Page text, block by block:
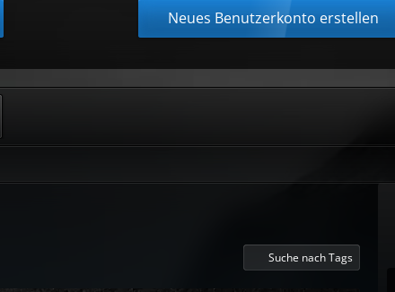
Neues Benutzerkonto erstellen
Suche nach Tags